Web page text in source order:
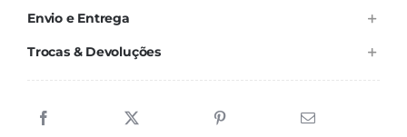
Envio e Entrega
Trocas & Devoluções